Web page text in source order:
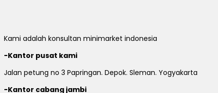
Kami adalah konsultan minimarket indonesia
-Kantor pusat kami
Jalan petung no 3 Papringan. Depok. Sleman. Yogyakarta
-Kantor cabang jambi